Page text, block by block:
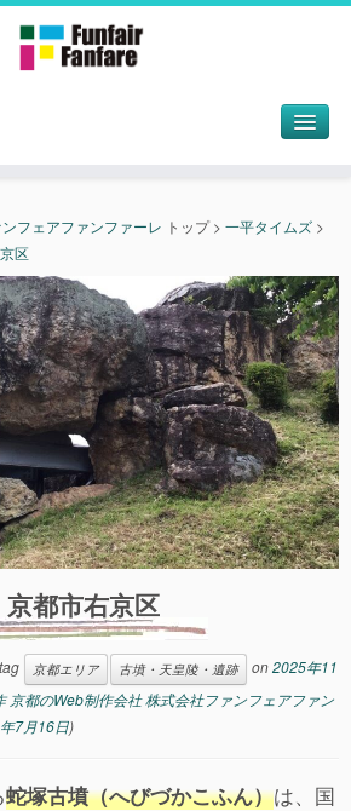
フェアファンファーレ トップ> 一平タイムズ >
区
都市右京区
京都エリア 古墳・天皇陵・遺跡 on2025年11
京都のWeb制作会社 株式会社ファンフェアファン
7月16日)
蛇塚古墳（へびづかこふん）は、国